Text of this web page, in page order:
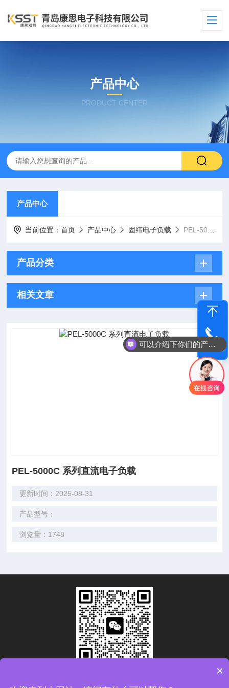
产品中心
PRODUCT CENTER
产品中心
当前位置：首页 产品中心 固纬电子负载 PEL-5000C系列直流电子负载
产品分类
相关文章
PEL-5000C 系列直流电子负载
更新时间：2025-08-31
产品型号：
浏览量：1748
电话咨询
可以介绍下你们的产品么
×